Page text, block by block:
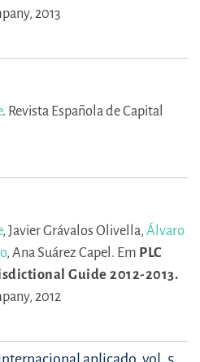
2013
. Revista Española de Capital
, Javier Grávalos Olivella, Álvaro
, Ana Suárez Capel. Em PLC
Guide 2012-2013.
2012
aplicado, vol. 5